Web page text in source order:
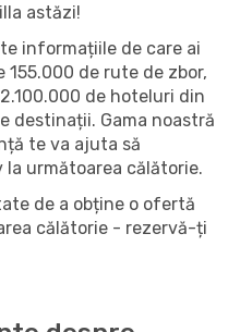
astăzi!
informațiile de care ai
de rute de zbor,
de hoteluri din
destinații. Gama noastră
te va ajuta să
următoarea călătorie.
de a obține o ofertă
călătorie - rezervă-ți